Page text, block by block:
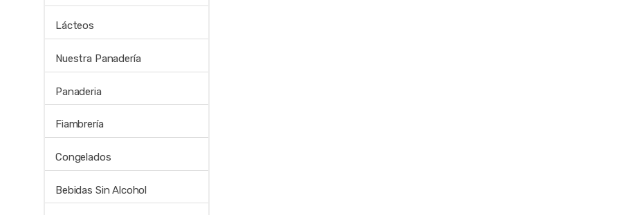
Lácteos
Nuestra Panadería
Panaderia
Fiambrería
Congelados
Bebidas Sin Alcohol